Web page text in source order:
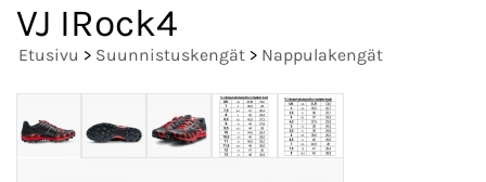
VJ IRock4
Etusivu > Suunnistuskengät > Nappulakengät